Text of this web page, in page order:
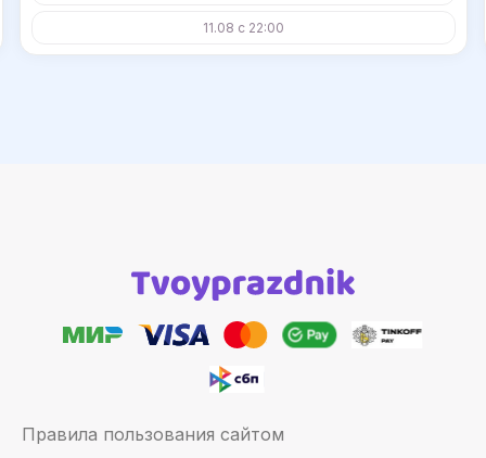
11.08 с 22:00
Правила пользования сайтом